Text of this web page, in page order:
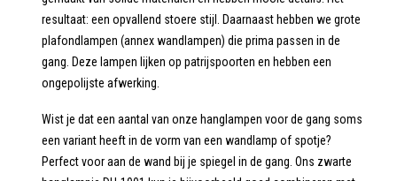
resultaat: een opvallend stoere stijl. Daarnaast hebben we grote
plafondlampen (annex wandlampen) die prima passen in de
gang. Deze lampen lijken op patrijspoorten en hebben een
ongepolijste afwerking.
Wist je dat een aantal van onze hanglampen voor de gang soms
een variant heeft in de vorm van een wandlamp of spotje?
Perfect voor aan de wand bij je spiegel in de gang. Ons zwarte